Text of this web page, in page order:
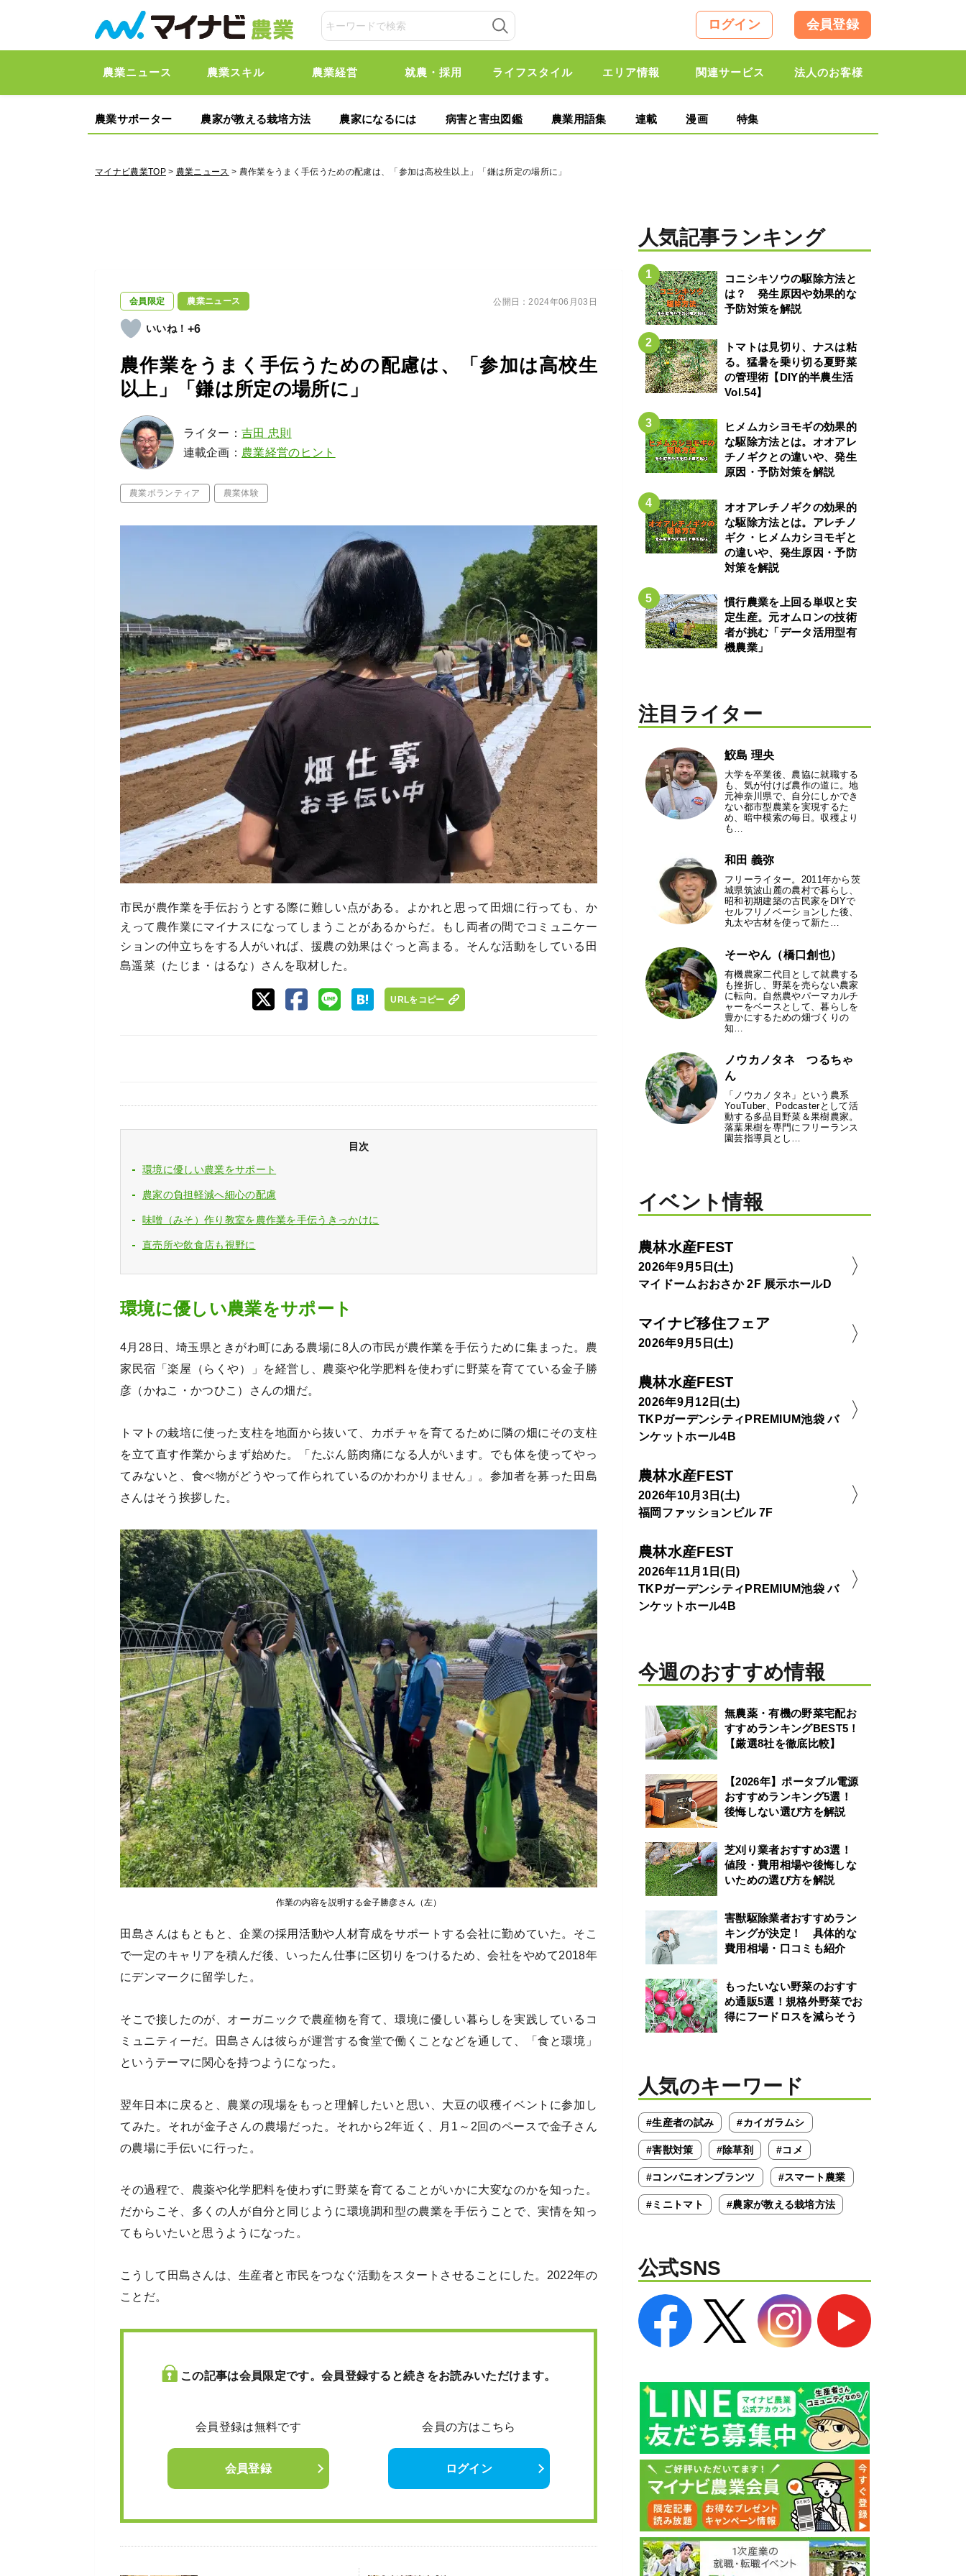
ログイン 会員登録
農業ニュース 農業スキル 農業経営 就農・採用 ライフスタイル エリア情報 関連サービス 法人のお客様
農業サポーター 農家が教える栽培方法 農家になるには 病害と害虫図鑑 農業用語集 連載 漫画 特集
マイナビ農業TOP> 農業ニュース > 農作業をうまく手伝うための配慮は、「参加は高校生以上」「鎌は所定の場所に」
会員限定 農業ニュース
+6
農作業をうまく手伝うための配慮は、「参加は高校生
以上」「鎌は所定の場所に」
ライター：吉田 忠則
連載企画： 農業経営のヒント
農業ボランティア 農業体験
公開日：2024年06月03日
市民が農作業を手伝おうとする際に難しい点がある。よかれと思って田畑に行っても、か
えって農作業にマイナスになってしまうことがあるからだ。もし両者の間でコミュニケー
ションの仲立ちをする人がいれば、援農の効果はぐっと高まる。そんな活動をしている田
島遥菜（たじま・はるな）さんを取材した。
URLをコピー
目次
環境に優しい農業をサポート
農家の負担軽減へ細心の配慮
味噌（みそ）作り教室を農作業を手伝うきっかけに
直売所や飲食店も視野に
環境に優しい農業をサポート
4月28日、埼玉県ときがわ町にある農場に8人の市民が農作業を手伝うために集まった。農
家民宿「楽屋（らくや）」を経営し、農薬や化学肥料を使わずに野菜を育てている金子勝
彦（かねこ・かつひこ）さんの畑だ。
トマトの栽培に使った支柱を地面から抜いて、カボチャを育てるために隣の畑にその支柱
を立て直す作業からまず始めた。「たぶん筋肉痛になる人がいます。でも体を使ってやっ
てみないと、食べ物がどうやって作られているのかわかりません」。参加者を募った田島
さんはそう挨拶した。
作業の内容を説明する金子勝彦さん（左）
田島さんはもともと、企業の採用活動や人材育成をサポートする会社に勤めていた。そこ
で一定のキャリアを積んだ後、いったん仕事に区切りをつけるため、会社をやめて2018年
にデンマークに留学した。
そこで接したのが、オーガニックで農産物を育て、環境に優しい暮らしを実践しているコ
ミュニティーだ。田島さんは彼らが運営する食堂で働くことなどを通して、「食と環境」
というテーマに関心を持つようになった。
翌年日本に戻ると、農業の現場をもっと理解したいと思い、大豆の収穫イベントに参加し
てみた。それが金子さんの農場だった。それから2年近く、月1～2回のペースで金子さん
の農場に手伝いに行った。
その過程で、農薬や化学肥料を使わずに野菜を育てることがいかに大変なのかを知った。
だからこそ、多くの人が自分と同じように環境調和型の農業を手伝うことで、実情を知っ
てもらいたいと思うようになった。
こうして田島さんは、生産者と市民をつなぐ活動をスタートさせることにした。2022年の
ことだ。
この記事は会員限定です。会員登録すると続きをお読みいただけます。
会員登録は無料です
会員登録
会員の方はこちら
ログイン
人気記事ランキング
コニシキソウの駆除方法と
は？ 発生原因や効果的な
予防対策を解説
トマトは見切り、ナスは粘
る。猛暑を乗り切る夏野菜
の管理術【DIY的半農生活
Vol.54】
ヒメムカシヨモギの効果的
な駆除方法とは。オオアレ
チノギクとの違いや、発生
原因・予防対策を解説
オオアレチノギクの効果的
な駆除方法とは。アレチノ
ギク・ヒメムカシヨモギと
の違いや、発生原因・予防
対策を解説
慣行農業を上回る単収と安
定生産。元オムロンの技術
者が挑む「データ活用型有
機農業」
注目ライター
鮫島 理央
大学を卒業後、農協に就職する
も、気が付けば農作の道に。地
元神奈川県で、自分にしかでき
ない都市型農業を実現するた
め、暗中模索の毎日。収穫より
も…
和田 義弥
フリーライター。2011年から茨
城県筑波山麓の農村で暮らし、
昭和初期建築の古民家をDIYで
セルフリノベーションした後、
丸太や古材を使って新た…
そーやん（橋口創也）
有機農家二代目として就農する
も挫折し、野菜を売らない農家
に転向。自然農やパーマカルチ
ャーをベースとして、暮らしを
豊かにするための畑づくりの
知…
ノウカノタネ つるちゃ
ん
「ノウカノタネ」という農系
YouTuber、Podcasterとして活
動する多品目野菜＆果樹農家。
落葉果樹を専門にフリーランス
園芸指導員とし…
イベント情報
農林水産FEST
2026年9月5日(土)
マイドームおおさか 2F 展示ホールD
マイナビ移住フェア
2026年9月5日(土)
農林水産FEST
2026年9月12日(土)
TKPガーデンシティPREMIUM池袋 バ
ンケットホール4B
農林水産FEST
2026年10月3日(土)
福岡ファッションビル 7F
農林水産FEST
2026年11月1日(日)
TKPガーデンシティPREMIUM池袋 バ
ンケットホール4B
今週のおすすめ情報
無農薬・有機の野菜宅配お
すすめランキングBEST5！
【厳選8社を徹底比較】
【2026年】ポータブル電源
おすすめランキング5選！
後悔しない選び方を解説
芝刈り業者おすすめ3選！
値段・費用相場や後悔しな
いための選び方を解説
害獣駆除業者おすすめラン
キングが決定！ 具体的な
費用相場・口コミも紹介
もったいない野菜のおすす
め通販5選！規格外野菜でお
得にフードロスを減らそう
人気のキーワード
#生産者の試み #カイガラムシ
#害獣対策 #除草剤 #コメ
#コンパニオンプランツ #スマート農業
#ミニトマト #農家が教える栽培方法
公式SNS